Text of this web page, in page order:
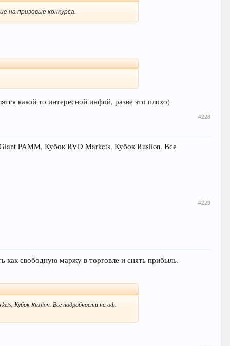
на призовые конкурса.
какой то интересной инфой, разве это плохо)
#228
PAMM, Кубок RVD Markets, Кубок Ruslion. Все
#229
как свободную маржу в торговле и снять прибыль.
Кубок Ruslion. Все подробности на оф.